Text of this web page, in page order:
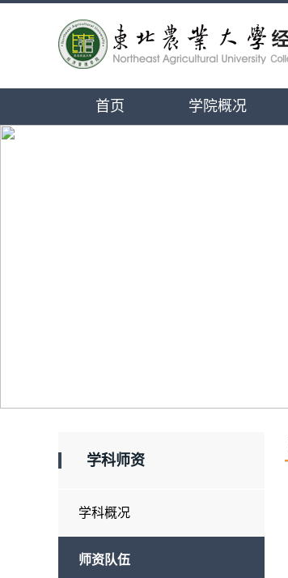
首页 学院概况
学科师资
学科概况
师资队伍